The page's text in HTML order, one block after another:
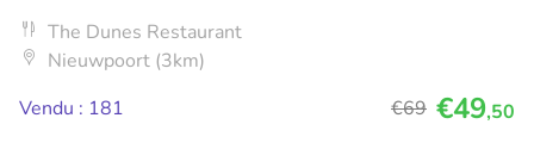
The Dunes Restaurant
Nieuwpoort (3km)
Vendu : 181
€69 €49,50